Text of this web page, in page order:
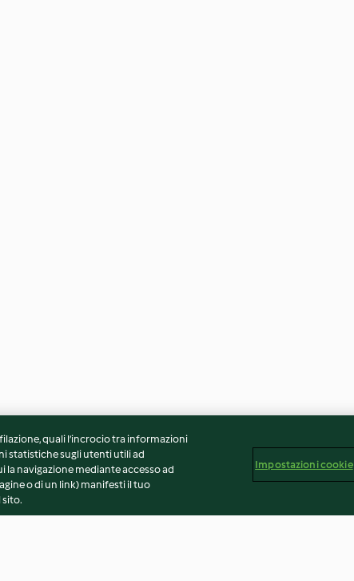
quali l’incrocio tra informazioni
statistiche sugli utenti utili ad
la navigazione mediante accesso ad
o di un link) manifesti il tuo
sito.
Impostazioni cookie